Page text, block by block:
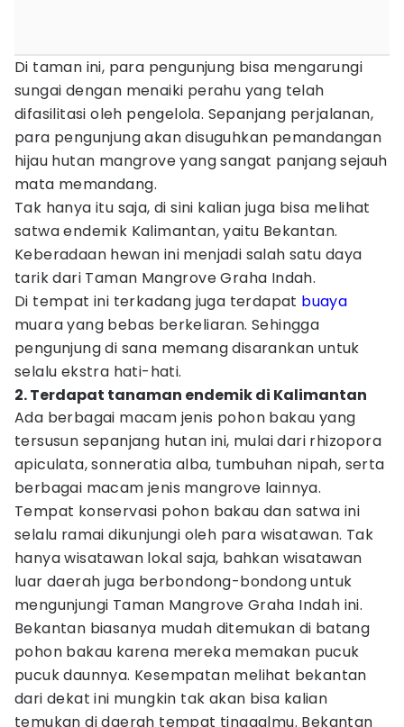
Di taman ini, para pengunjung bisa mengarungi
sungai dengan menaiki perahu yang telah
difasilitasi oleh pengelola. Sepanjang perjalanan,
para pengunjung akan disuguhkan pemandangan
hijau hutan mangrove yang sangat panjang sejauh
mata memandang.
Tak hanya itu saja, di sini kalian juga bisa melihat
satwa endemik Kalimantan, yaitu Bekantan.
Keberadaan hewan ini menjadi salah satu daya
tarik dari Taman Mangrove Graha Indah.
Di tempat ini terkadang juga terdapat buaya
muara yang bebas berkeliaran. Sehingga
pengunjung di sana memang disarankan untuk
selalu ekstra hati-hati.
2. Terdapat tanaman endemik di Kalimantan
Ada berbagai macam jenis pohon bakau yang
tersusun sepanjang hutan ini, mulai dari rhizopora
apiculata, sonneratia alba, tumbuhan nipah, serta
berbagai macam jenis mangrove lainnya.
Tempat konservasi pohon bakau dan satwa ini
selalu ramai dikunjungi oleh para wisatawan. Tak
hanya wisatawan lokal saja, bahkan wisatawan
luar daerah juga berbondong-bondong untuk
mengunjungi Taman Mangrove Graha Indah ini.
Bekantan biasanya mudah ditemukan di batang
pohon bakau karena mereka memakan pucuk
pucuk daunnya. Kesempatan melihat bekantan
dari dekat ini mungkin tak akan bisa kalian
temukan di daerah tempat tinggalmu. Bekantan